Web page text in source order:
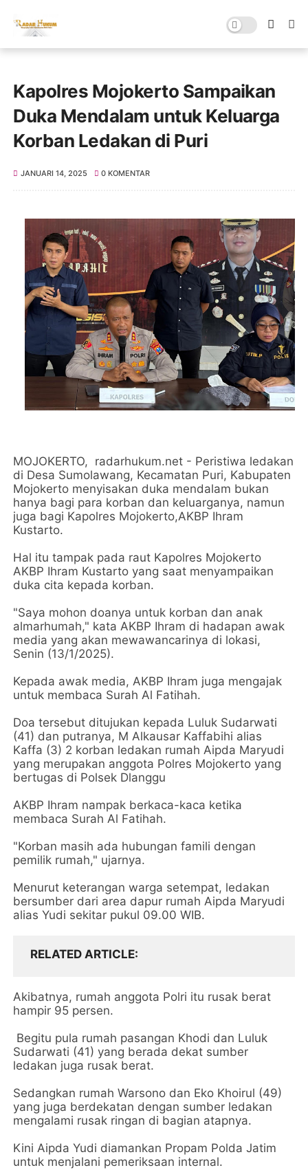
Kapolres Mojokerto Sampaikan
Duka Mendalam untuk Keluarga
Korban Ledakan di Puri
JANUARI 14, 2025 0 KOMENTAR
MOJOKERTO, radarhukum.net - Peristiwa ledakan
di Desa Sumolawang, Kecamatan Puri, Kabupaten
Mojokerto menyisakan duka mendalam bukan
hanya bagi para korban dan keluarganya, namun
juga bagi Kapolres Mojokerto,AKBP Ihram
Kustarto.
Hal itu tampak pada raut Kapolres Mojokerto
AKBP Ihram Kustarto yang saat menyampaikan
duka cita kepada korban.
"Saya mohon doanya untuk korban dan anak
almarhumah," kata AKBP Ihram di hadapan awak
media yang akan mewawancarinya di lokasi,
Senin (13/1/2025).
Kepada awak media, AKBP Ihram juga mengajak
untuk membaca Surah Al Fatihah.
Doa tersebut ditujukan kepada Luluk Sudarwati
(41) dan putranya, M Alkausar Kaffabihi alias
Kaffa (3) 2 korban ledakan rumah Aipda Maryudi
yang merupakan anggota Polres Mojokerto yang
bertugas di Polsek Dlanggu
AKBP Ihram nampak berkaca-kaca ketika
membaca Surah Al Fatihah.
"Korban masih ada hubungan famili dengan
pemilik rumah," ujarnya.
Menurut keterangan warga setempat, ledakan
bersumber dari area dapur rumah Aipda Maryudi
alias Yudi sekitar pukul 09.00 WIB.
RELATED ARTICLE
Akibatnya, rumah anggota Polri itu rusak berat
hampir 95 persen.
Begitu pula rumah pasangan Khodi dan Luluk
Sudarwati (41) yang berada dekat sumber
ledakan juga rusak berat.
Sedangkan rumah Warsono dan Eko Khoirul (49)
yang juga berdekatan dengan sumber ledakan
mengalami rusak ringan di bagian atapnya.
Kini Aipda Yudi diamankan Propam Polda Jatim
untuk menjalani pemeriksaan internal.